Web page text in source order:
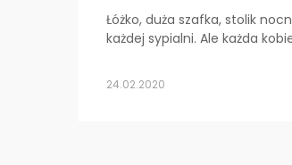
Łóżko, duża szafka, stolik
każdej sypialni. Ale każda
24.02.2020